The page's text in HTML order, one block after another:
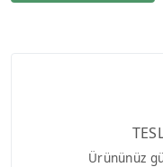
Ürününüz